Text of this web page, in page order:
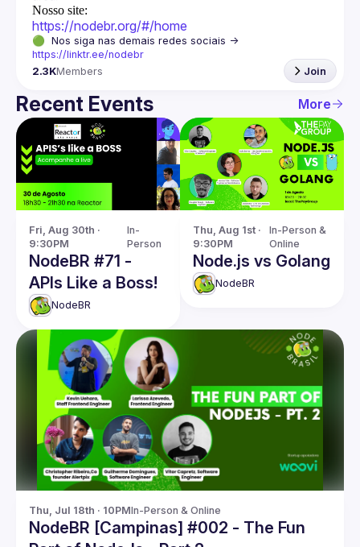
Nosso site:
https://nodebr.org/#/home
https://linktr.ee/nodebr
2.3KMembers Join
Recent Events More
Fri, Aug 30th ·
9:30PM
In-
Person
NodeBR #71 -
APIs Like a Boss!
NodeBR
Thu, Aug 1st ·
9:30PM
In-Person &
Online
Node.js vs Golang
NodeBR
Thu, Jul 18th · 10PMIn-Person & Online
NodeBR [Campinas] #002 - The Fun